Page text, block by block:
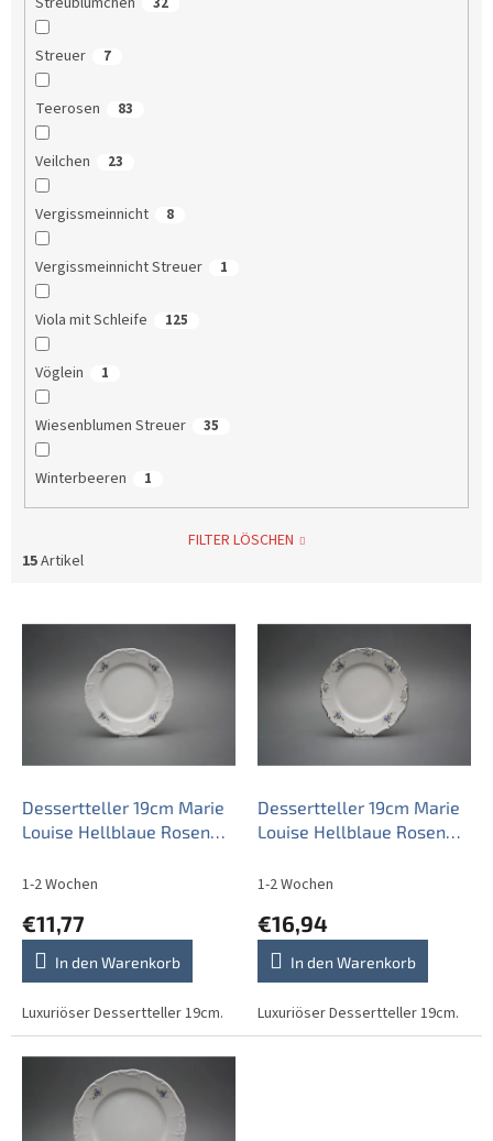
Streuer 7
Teerosen 83
Veilchen 23
Vergissmeinnicht 8
Vergissmeinnicht Streuer 1
Viola mit Schleife 125
Vöglein 1
Wiesenblumen Streuer 35
Winterbeeren 1
FILTER LÖSCHEN
15Artikel
Dessertteller 19cm Marie
Louise Hellblaue Rosen
1-2 Wochen
€11,77
In den Warenkorb
Luxuriöser Dessertteller 19cm.
Dessertteller 19cm Marie
Louise Hellblaue Rosen
1-2 Wochen
€16,94
In den Warenkorb
Luxuriöser Dessertteller 19cm.